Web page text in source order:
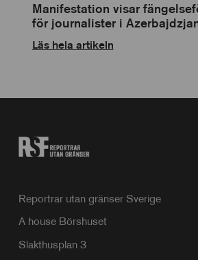
Manifestation visar
för journalister i
Läs hela artikeln
Reportrar utan gränser Sverige
A house Börshuset
Slakthusplan 3